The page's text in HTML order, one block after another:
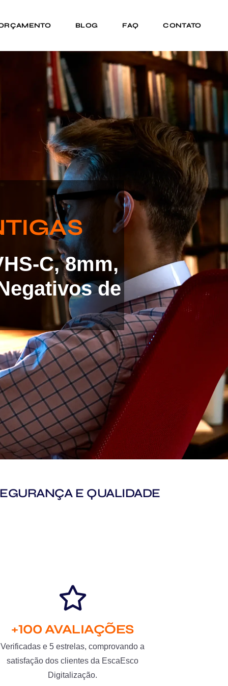
BLOG FAQ CONTATO
C, 8mm,
de
E QUALIDADE
+100 AVALIAÇÕES
Verificadas e 5 estrelas, comprovando a
satisfação dos clientes da EscaEsco
Digitalização.